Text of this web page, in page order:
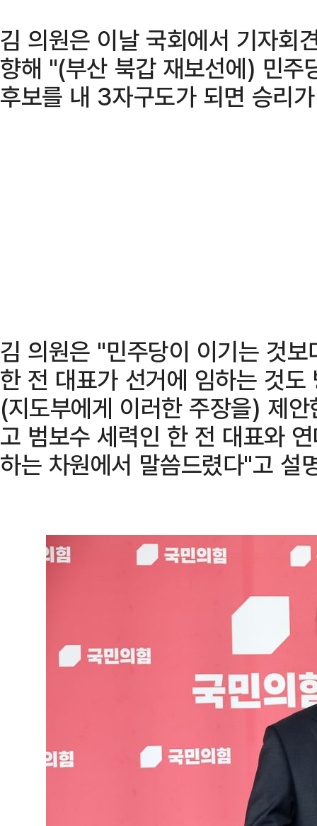
김 의원은 이날 국회에서 기자회
향해 "(부산 북갑 재보선에) 민주
후보를 내 3자구도가 되면 승리
김 의원은 "민주당이 이기는 것
한 전 대표가 선거에 임하는 것
(지도부에게 이러한 주장을) 제
고 범보수 세력인 한 전 대표와
하는 차원에서 말씀드렸다"고 설